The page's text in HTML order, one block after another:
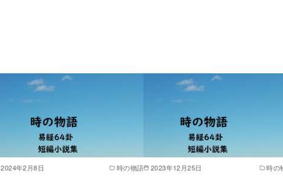
2024年2月8日 時の物語 2023年12月25日 時の